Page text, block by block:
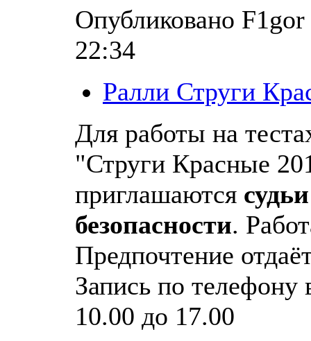
Опубликовано
22:34
Ралли Струги
Для работы на
"Струги Красные
приглашаются
безопасности.
Предпочтение
Запись по
10.00 до 17.00